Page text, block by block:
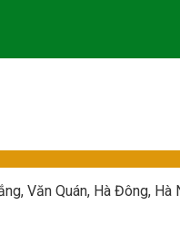
Văn Quán, Hà Đông, Hà